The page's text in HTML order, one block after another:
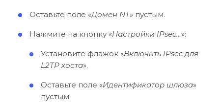
Оставьте поле «Домен NT» пустым.
Нажмите на кнопку «Настройки IPsec…»:
Установите флажок «Включить IPsec для
L2TP хоста».
Оставьте поле «Идентификатор шлюза»
пустым.